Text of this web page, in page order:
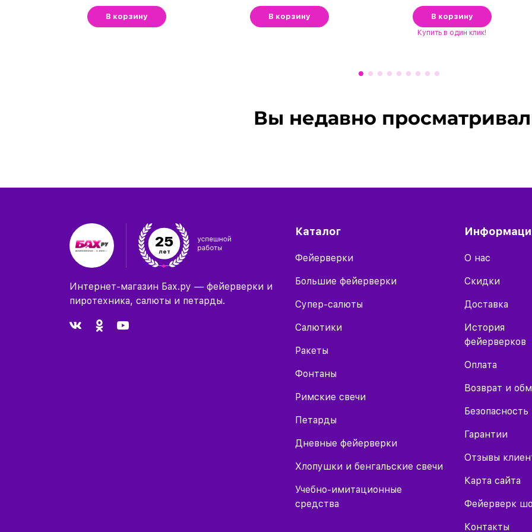
В корзину В корзину В корзину
Купить в один клик!
Вы недавно
25
лет
Интернет-магазин Бах.ру — фейерверки и
пиротехника, салюты и петарды.
Каталог
Фейерверки
Большие фейерверки
Супер-салюты
Салютики
Ракеты
Фонтаны
Римские свечи
Петарды
Дневные фейерверки
Хлопушки и бенгальские свечи
Учебно-имитационные
средства
О нас
Скидки
Доставка
История
фейерверков
Оплата
Возврат и
Безопасность
Гарантии
Отзывы
Карта сайта
Фейерверк
Контакты